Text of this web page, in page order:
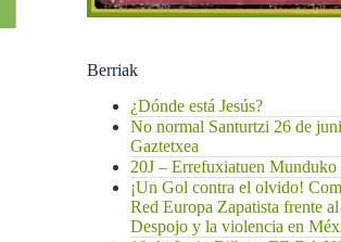
Berriak
¿Dónde está Jesús?
No normal Santurtzi 26 de
Gaztetxea
20J – Errefuxiatuen Munduko
¡Un Gol contra el olvido!
Red Europa Zapatista frente
Despojo y la violencia en